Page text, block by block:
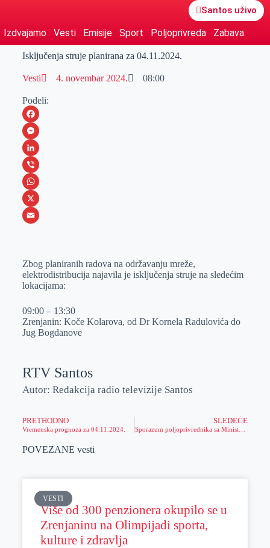
Santos uživo
Izdvajamo Vesti Emisije Sport Poljoprivreda Zabava
Isključenja struje planirana za 04.11.2024.
Vesti 4. novembar 2024. 08:00
Podeli:
F
a
c
e
b
o
M
e
s
s
e
e
r
L
i
n
k
I
n
V
i
b
W
h
s
A
p
X
a
i
Zbog planiranih radova na održavanju mreže,
elektrodistribucija najavila je isključenja struje na sledećim
lokacijama:
09:00 – 13:30
Zrenjanin: Koče Kolarova, od Dr Kornela Radulovića do
Jug Bogdanove
RTV Santos
Autor: Redakcija radio televizije Santos
PRETHODNO
Vremenska prognoza za 04.11.2024.
SLEDEĆE
POVEZANE vesti
VESTI
Više od 300 penzionera okupilo se u
Zrenjaninu na Olimpijadi sporta,
kulture i zdravlja